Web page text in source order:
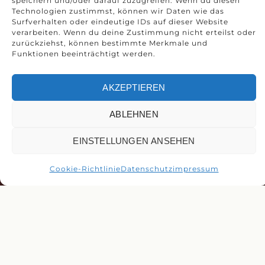
Technologien zustimmst, können wir Daten wie das
Surfverhalten oder eindeutige IDs auf dieser Website
verarbeiten. Wenn du deine Zustimmung nicht erteilst oder
zurückziehst, können bestimmte Merkmale und
Funktionen beeinträchtigt werden.
AKZEPTIEREN
ABLEHNEN
EINSTELLUNGEN ANSEHEN
Cookie-RichtlinieDatenschutzimpressum